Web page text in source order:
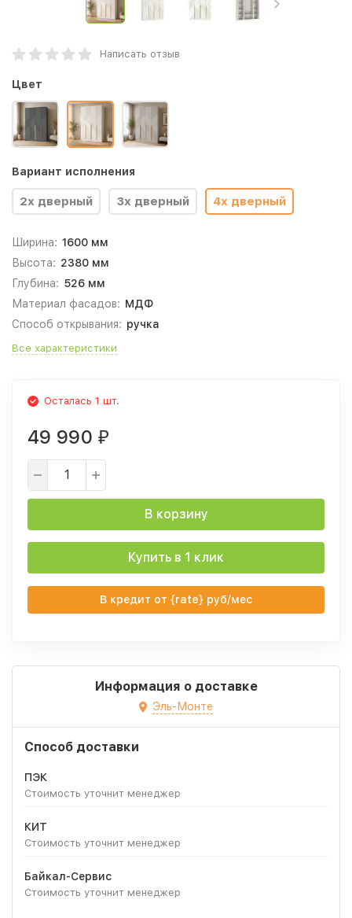
Написать отзыв
Цвет
Вариант исполнения
2х дверный 3х дверный 4х дверный
Ширина: 1600 мм
Высота: 2380 мм
Глубина: 526 мм
Материал фасадов: МДФ
Способ открывания: ручка
Все характеристики
Осталась 1 шт.
49 990 ₽
В корзину
Купить в 1 клик
В кредит от {rate} руб/мес
Информация о доставке
Эль-Монте
Способ доставки
ПЭК
Стоимость уточнит менеджер
КИТ
Стоимость уточнит менеджер
Байкал-Сервис
Стоимость уточнит менеджер